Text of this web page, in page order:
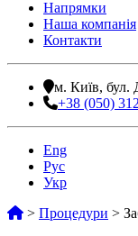
Напрямки
Наша компанія
Контакти
м. Київ, бул.
+38 (050)
Eng
Рус
Укр
> Процедури >